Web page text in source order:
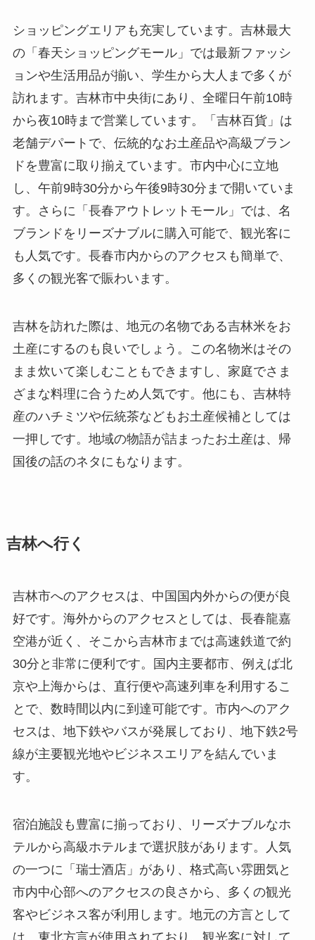
ショッピングエリアも充実しています。吉林最大
の「春天ショッピングモール」では最新ファッシ
ョンや生活用品が揃い、学生から大人まで多くが
訪れます。吉林市中央街にあり、全曜日午前10時
から夜10時まで営業しています。「吉林百貨」は
老舗デパートで、伝統的なお土産品や高級ブラン
ドを豊富に取り揃えています。市内中心に立地
し、午前9時30分から午後9時30分まで開いていま
す。さらに「長春アウトレットモール」では、名
ブランドをリーズナブルに購入可能で、観光客に
も人気です。長春市内からのアクセスも簡単で、
多くの観光客で賑わいます。
吉林を訪れた際は、地元の名物である吉林米をお
土産にするのも良いでしょう。この名物米はその
まま炊いて楽しむこともできますし、家庭でさま
ざまな料理に合うため人気です。他にも、吉林特
産のハチミツや伝統茶などもお土産候補としては
一押しです。地域の物語が詰まったお土産は、帰
国後の話のネタにもなります。
吉林へ行く
吉林市へのアクセスは、中国国内外からの便が良
好です。海外からのアクセスとしては、長春龍嘉
空港が近く、そこから吉林市までは高速鉄道で約
30分と非常に便利です。国内主要都市、例えば北
京や上海からは、直行便や高速列車を利用するこ
とで、数時間以内に到達可能です。市内へのアク
セスは、地下鉄やバスが発展しており、地下鉄2号
線が主要観光地やビジネスエリアを結んでいま
す。
宿泊施設も豊富に揃っており、リーズナブルなホ
テルから高級ホテルまで選択肢があります。人気
の一つに「瑞士酒店」があり、格式高い雰囲気と
市内中心部へのアクセスの良さから、多くの観光
客やビジネス客が利用します。地元の方言として
は、東北方言が使用されており、観光客に対して